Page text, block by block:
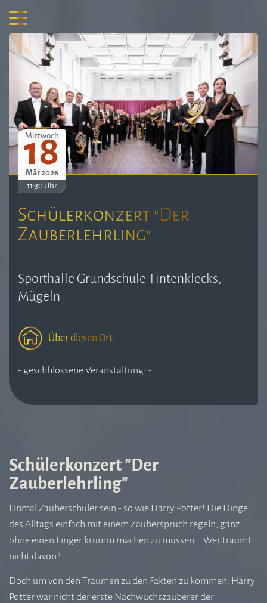
Mittwoch
18
Mär 2026
11:30 Uhr
Schülerkonzert "Der
Zauberlehrling"
Sporthalle Grundschule Tintenklecks,
Mügeln
Über diesen Ort
- geschhlossene Veranstaltung! -
Schülerkonzert "Der
Zauberlehrling"
Einmal Zauberschüler sein - so wie Harry Potter! Die Dinge
des Alltags einfach mit einem Zauberspruch regeln, ganz
ohne einen Finger krumm machen zu müssen... Wer träumt
nicht davon?
Doch um von den Träumen zu den Fakten zu kommen: Harry
Potter war nicht der erste Nachwuchszauberer der